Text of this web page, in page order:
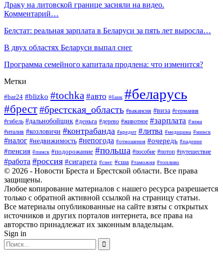
Драку на литовской границе засняли на видео.
Комментарий…
Белстат: реальная зарплата в Беларуси за пять лет выросла…
В двух областях Беларуси выпал снег
Программа семейного капитала продлена: что изменится?
Метки
#bar24 #blizko #tochka #авто #банк #беларусь
#брест#брестская_область #вакансия #виза #германия
#гибель #дальнобойщик #деньга #дерево #животное #зарплата #зима
#италия #козловичи #контрабанда #кредит #литва #медицина #минск
#налог #недвижимость #непогода #отношения #очередь #падение
#пенсия #пинск #подорожание #польша #пособие #потоп #путешествие
#работа #россия #сигарета #снег #сша #таможня #топливо
© 2026 - Новости Бреста и Брестской области. Все права
защищены.
Любое копирование материалов с нашего ресурса разрешается
только с обратной активной ссылкой на страницу статьи.
Все материалы опубликованные на сайте взяты с открытых
источников и других порталов интернета, все права на
авторство принадлежат их законным владельцам.
Sign in